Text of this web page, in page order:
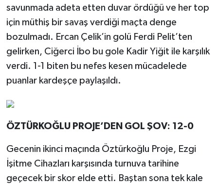
savunmada adeta etten duvar ördüğü ve her top
için müthiş bir savaş verdiği maçta denge
bozulmadı. Ercan Çelik’in golü Ferdi Pelit’ten
gelirken, Ciğerci İbo bu gole Kadir Yiğit ile karşılık
verdi. 1-1 biten bu nefes kesen mücadelede
puanlar kardeşçe paylaşıldı.
ÖZTÜRKOĞLU PROJE’DEN GOL ŞOV: 12-0
Gecenin ikinci maçında Öztürkoğlu Proje, Ezgi
İşitme Cihazları karşısında turnuva tarihine
geçecek bir skor elde etti. Baştan sona tek kale